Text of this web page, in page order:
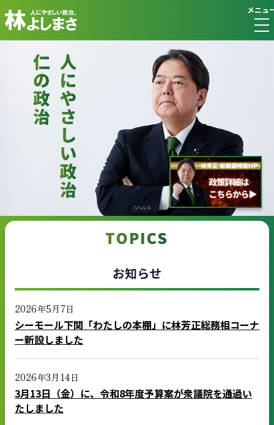
メニュ
TOPICS
お知らせ
2026年5月7日
シーモール下関「わたしの本棚」に林芳正総務相コーナ
ー新設しました
2026年3月14日
3月13日（金）に、令和8年度予算案が衆議院を通過い
たしました